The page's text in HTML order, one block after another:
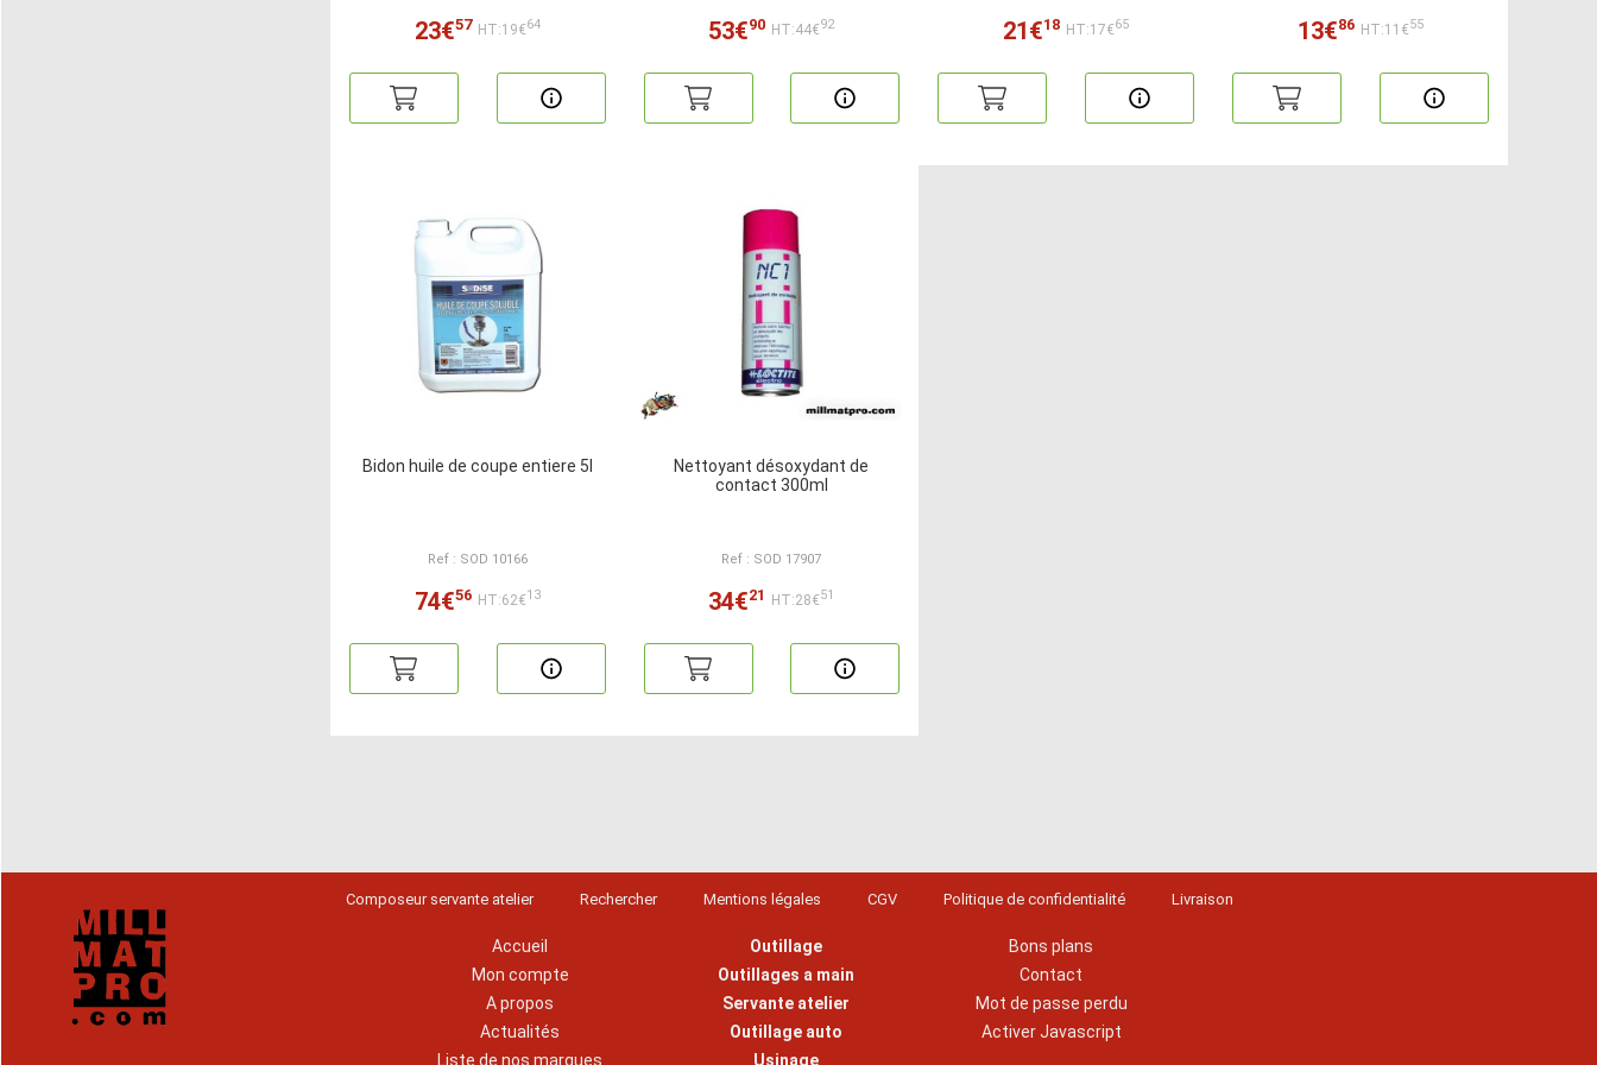
23€57 HT:19€64 53€90 HT:44€92 21€18 HT:17€65 13€86 HT:11€55
Bidon huile de coupe entiere 5l
Ref : SOD 10166
74€56 HT:62€13
Nettoyant désoxydant de
contact 300ml
Ref : SOD 17907
34€21 HT:28€51
Composeur servante atelier Rechercher Mentions légales CGV Politique de confidentialité Livraison
Accueil
Mon compte
A propos
Actualités
Liste de nos marques
Outillage
Outillages a main
Servante atelier
Outillage auto
Usinage
Bons plans
Contact
Mot de passe perdu
Activer Javascript